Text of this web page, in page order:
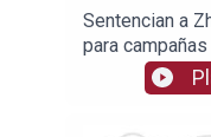
Sentencian a
para
apoyar vía